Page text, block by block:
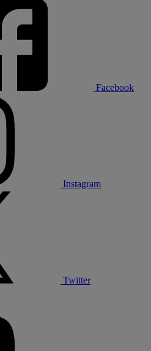
Facebook
Instagram
Twitter